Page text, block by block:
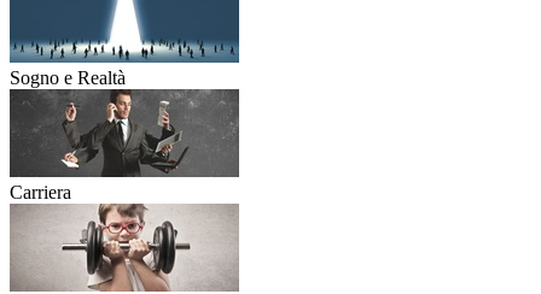
Sogno e Realtà
Carriera